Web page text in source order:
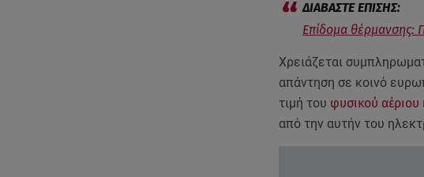
Επίδομα θέρμανσης:
Χρειάζεται
απάντηση σε κοινό
τιμή του φυσικού αέριου
από την αυτήν του